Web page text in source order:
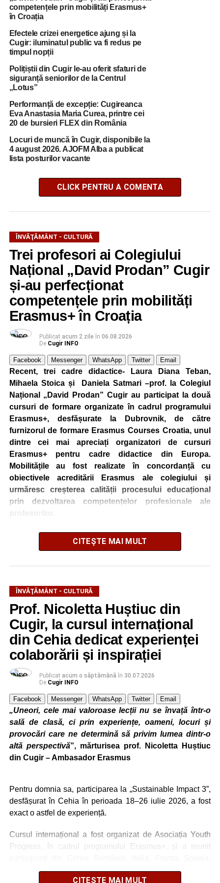
competențele prin mobilități Erasmus+
în Croația
Efectele crizei energetice ajung și la
Cugir: iluminatul public va fi redus pe
timpul nopții
Polițiștii din Cugir le-au oferit sfaturi de
siguranță seniorilor de la Centrul
„Lotus”
Performanță de excepție: Cugireanca
Eva Anastasia Maria Curea, printre cei
20 de bursieri FLEX din România
Locuri de muncă în Cugir, disponibile la
4 august 2026. AJOFM Alba a publicat
lista posturilor vacante
CLICK PENTRU A COMENTA
ÎNVĂŢĂMÂNT - CULTURĂ
Trei profesori ai Colegiului
Național „David Prodan” Cugir
și-au perfecționat
competențele prin mobilități
Erasmus+ în Croația
Publicat acum 2 zile în 06.08.2026
De Cugir INFO
Facebook Messenger WhatsApp Twitter Email
Recent, trei cadre didactice- Laura Diana Teban,
Mihaela Stoica și Daniela Satmari –prof. la Colegiul
Național „David Prodan” Cugir au participat la două
cursuri de formare organizate în cadrul programului
Erasmus+, desfășurate la Dubrovnik, de către
furnizorul de formare Erasmus Courses Croatia, unul
dintre cei mai apreciați organizatori de cursuri
Erasmus+ pentru cadre didactice din Europa.
Mobilitățile au fost realizate în concordanță cu
obiectivele acreditării Erasmus ale colegiului și
urmăresc creșterea calității procesului educațional
prin dezvoltarea competențelor profesionale ale
Cadrele didactice au participat la cursurile
Eco-Lifestyles”și„Latest Digital, ICT & AI Solutions
ChatGPT, DeepSeek, Multimedia, Storytelling, Game-
Based Learning & Smart Assessment Strategies”
programe care au abordat teme de actualitate privind
educația pentru dezvoltare durabilă și integrarea
tehnologiilor digitale și a inteligenței artificiale în procesul
de predare-învățare.
Pe parcursul celor cinci zile de formare, profesorii au
descoperit metode moderne de proiectare a activităților
didactice, instrumente digitale și aplicații bazate pe
inteligență artificială, tehnici de storytelling, învățare prin
joc, evaluare inteligentă și modalități de promovare a unui
stil de viață sustenabil în rândul elevilor.
„Activitățile desfășurate au avut un puternic caracter
adaptate la nevoile școlii.
CITEȘTE MAI MULT
ÎNVĂŢĂMÂNT - CULTURĂ
Prof. Nicoletta Huștiuc din
Cugir, la cursul internațional
din Cehia dedicat experienței
colaborării și inspirației
Publicat acum o săptămână în 30.07.2026
De Cugir INFO
Facebook Messenger WhatsApp Twitter Email
„Uneori, cele mai valoroase lecții nu se învață într-o
sală de clasă, ci prin experiențe, oameni, locuri și
provocări care ne determină să privim lumea dintr-o
altă perspectivă”, mărturisea prof. Nicoletta Huștiuc
din Cugir – Ambasador Erasmus
Pentru domnia sa, participarea la „Sustainable Impact 3”,
desfășurat în Cehia în perioada 18–26 iulie 2026, a fost
exact o astfel de experiență.
Cursul internațional a fost organizat de Asociația Youth
Progress, în cadrul programului Erasmus+, și a reunit
Portugalia, Bosnia și Herțegovina și Lituania.
CITEȘTE MAI MULT